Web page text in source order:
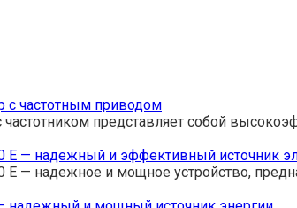
с частотным приводом
частотником представляет собой
E — надежный и эффективный источник
E — надежное и мощное устройство,